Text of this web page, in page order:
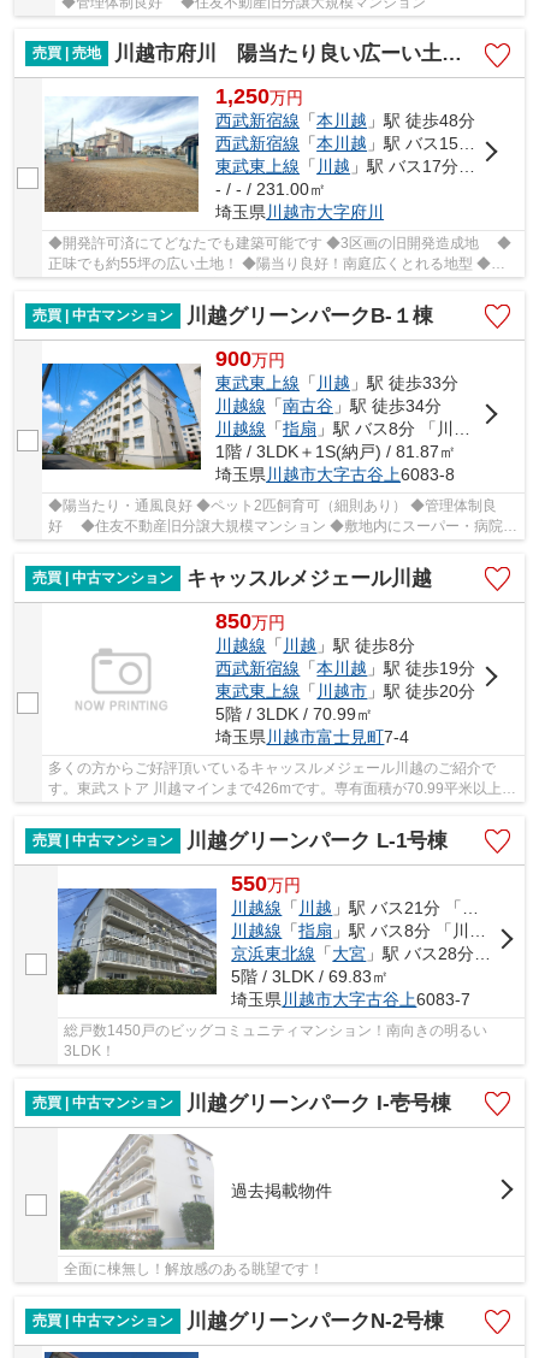
売買 | 売地 川越市府川 陽当たり良い広ーい土地！
1,250万円
西武新宿線 「本川越 」駅 徒歩48分
西武新宿線 「本川越 」駅 バス15分 「府川」 停歩4分
東武東上線 「 川越 」駅 バス17分 「府川」 停歩4分
- / - / 231.00㎡
埼玉県川越市大字府川
◆開発許可済にてどなたでも建築可能です ◆3区画の旧開発造成地 ◆
正味でも約55坪の広い土地！ ◆陽当り良好！南庭広くとれる地型 ◆建
売買 | 中古マンション
川越グリーンパークB-１棟
900万円
東武東上線 「 川越 」駅 徒歩33分
川越線 「南古谷 」駅 徒歩34分
川越線 「指扇 」駅 バス8分 「川越グリーンパーク」 停歩2分
1階 / 3LDK＋1S(納戸) / 81.87㎡
埼玉県川越市大字古谷上6083-8
◆陽当たり・通風良好 ◆ペット2匹飼育可（細則あり） ◆管理体制良
好 ◆住友不動産旧分譲大規模マンション ◆敷地内にスーパー・病院・
売買 | 中古マンション
キャッスルメジェール川越
850万円
川越線 「 川越 」駅 徒歩8分
西武新宿線 「本川越 」駅 徒歩19分
東武東上線 「 川越市 」駅 徒歩20分
5階 / 3LDK / 70.99㎡
埼玉県 川越市富士見町7-4
多くの方からご好評頂いているキャッスルメジェール川越のご紹介で
す。東武ストア 川越マインまで426mです。専有面積が70.99平米以上あ
売買 | 中古マンション
川越グリーンパーク L-1号棟
550万円
川越線 「 川越 」駅 バス21分 「川越グリーンパーク」 停歩4分
川越線 「指扇 」駅 バス8分 「川越グリーンパーク」 停歩5分
京浜東北線 「大宮 」駅 バス28分 「川越グリーンパーク」 停歩5分
5階 / 3LDK / 69.83㎡
埼玉県 川越市大字古谷上6083-7
総戸数1450戸のビッグコミュニティマンション！南向きの明るい
3LDK！
売買 | 中古マンション 川越グリーンパーク I-壱号棟
過去掲載物件
全面に棟無し！解放感のある眺望です！
売買 | 中古マンション 川越グリーンパークN-2号棟